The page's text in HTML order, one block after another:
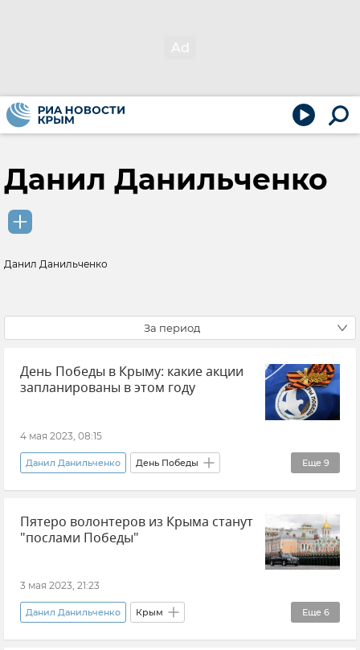
Данил Данильченко
Данил Данильченко
За период
День Победы в Крыму: какие акции
запланированы в этом году
4 мая 2023, 08:15
Еще 9
Данил Данильченко День Победы
Волонтеры Победы Крым
Новости Крыма Ани Григорян
Пятеро волонтеров из Крыма станут
"послами Победы"
3 мая 2023, 21:23
Еще 6
Данил Данильченко Крым
Великая Отечественная война День Победы